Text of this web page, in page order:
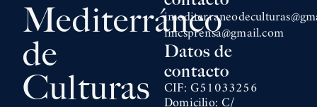
Mediterráneo
de
Culturas
imcsprensa@gmail.com
Datos de
contacto
CIF: G51033256
Domicilio: C/